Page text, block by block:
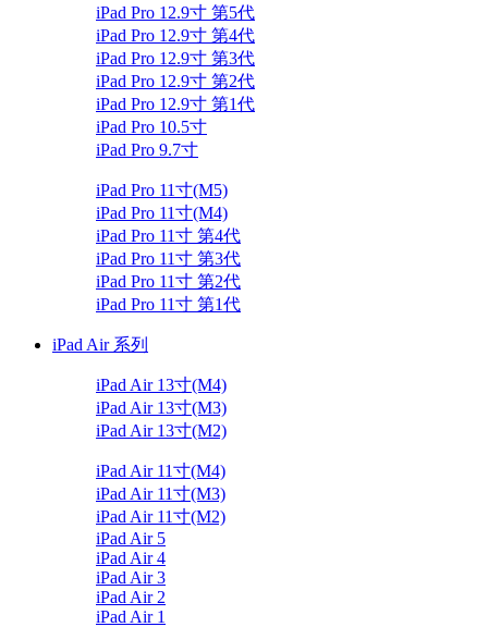
iPad Pro 12.9寸 第5代
iPad Pro 12.9寸 第4代
iPad Pro 12.9寸 第3代
iPad Pro 12.9寸 第2代
iPad Pro 12.9寸 第1代
iPad Pro 10.5寸
iPad Pro 9.7寸
iPad Pro 11寸(M5)
iPad Pro 11寸(M4)
iPad Pro 11寸 第4代
iPad Pro 11寸 第3代
iPad Pro 11寸 第2代
iPad Pro 11寸 第1代
iPad Air 系列
iPad Air 13寸(M4)
iPad Air 13寸(M3)
iPad Air 13寸(M2)
iPad Air 11寸(M4)
iPad Air 11寸(M3)
iPad Air 11寸(M2)
iPad Air 5
iPad Air 4
iPad Air 3
iPad Air 2
iPad Air 1